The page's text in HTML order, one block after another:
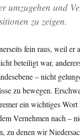
umzugehen und
zu zeigen.
fein raus, weil er
beteiligt war,
– nicht
zu bewegen.
ein wichtiges Wort
Vernehmen nach –
zu denen wir